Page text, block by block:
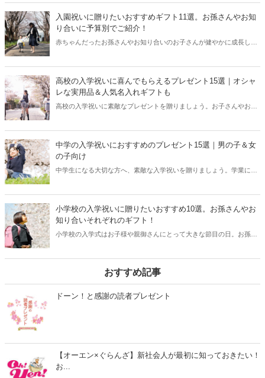
やキャンパスで役立つ実用品、カタログギフトまで幅広く網羅。男
性・女性向け、ユニセックス対応品ごとに分けていますので、贈り相
手にぴったりなギフトを見つけてくださいね。
入園祝いに贈りたいおすすめギフト11選。お孫さんやお知
り合いに予算別でご紹介！
赤ちゃんだったお孫さんやお知り合いのお子さんが健やかに成長して
で幅広く厳選しました。お孫さんへのギフトからお知り合いの方への
プチギフトまでお子さんはもちろん、パパやママも喜んでくれるアイ
テムを集めてみました。ぜひ、この記事を参考にして素敵な入園祝い
のプレゼントを見つけてくださいね。
高校の入学祝いに喜んでもらえるプレゼント15選｜オシャ
レな実用品＆人気名入れギフトも
高校の入学祝いに素敵なプレゼントを贈りましょう。お子さんやお孫
めの入学祝いアイテムをご紹介します。男子・女子・男女向けにそれ
ぞれご紹介しますので、プレゼント選びの参考にしてみてください
ね。
中学の入学祝いにおすすめのプレゼント15選｜男の子＆女
の子向け
中学生になる大切な方へ、素敵な入学祝いを贈りましょう。学業に役
も。トレンドを抑え、かつ実用的な商品を男の子・女の子向けとユニ
セックス対応に分けてご紹介します。プレゼント選びの際にはぜひ参
考にしてくださいね。
小学校の入学祝いに贈りたいおすすめ10選。お孫さんやお
知り合いそれぞれのギフト！
小学校の入学式はお子様や親御さんにとって大きな節目の日。お孫さ
ギフトのおすすめをご紹介します。お子さんはもちろんパパやママ
も、もらってうれしい入学祝いギフトを厳選しました。ぜひ、この記
おすすめ記事
ドーン！と感謝の読者プレゼント
【オーエン×ぐらんざ】新社会人が最初に知っておきたい！
お...